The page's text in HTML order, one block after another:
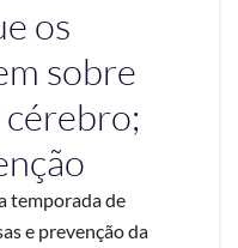
os
sobre
temporada de
e prevenção da